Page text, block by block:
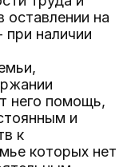
оставлении на
наличии
него помощь,
и
к
которых нет